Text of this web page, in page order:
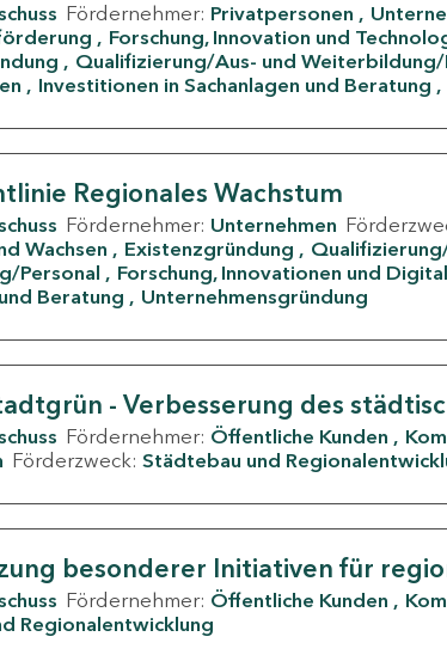
Fördernehmer: Privatpersonen
Forschung, Innovation und
Qualifizierung/Aus- und Weiterbildung/
Investitionen in Sachanlagen und Beratung
Regionales Wachstum
Fördernehmer: Unternehmen
Wachsen
Existenzgründung
Personal
Forschung, Innovationen und
Beratung
Unternehmensgründung
- Verbesserung des
Fördernehmer: Öffentliche Kunden
Förderzweck: Städtebau und
besonderer Initiativen für
Fördernehmer: Öffentliche Kunden
Regionalentwicklung